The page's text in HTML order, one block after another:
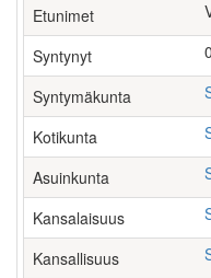
Etunimet
Syntynyt
Syntymäkunta
Kotikunta
Asuinkunta
Kansalaisuus
Kansallisuus